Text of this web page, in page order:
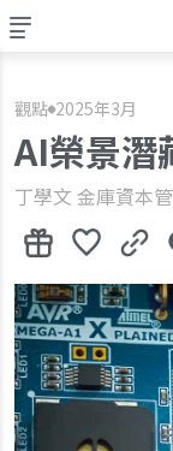
觀點 2025年3月
AI榮景潛
丁學文 金庫資本